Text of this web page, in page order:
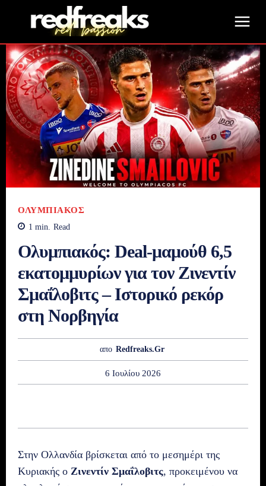
ΟΛΥΜΠΙΑΚΌΣ
1 min. Read
Ολυμπιακός: Deal-μαμούθ 6,5
εκατομμυρίων για τον Ζινεντίν
Σμαΐλοβιτς – Ιστορικό ρεκόρ
στη Νορβηγία
απο Redfreaks.gr
6 Ιουλίου 2026
Στην Ολλανδία βρίσκεται από το μεσημέρι της
Κυριακής ο Ζινεντίν Σμαΐλοβιτς, προκειμένου να